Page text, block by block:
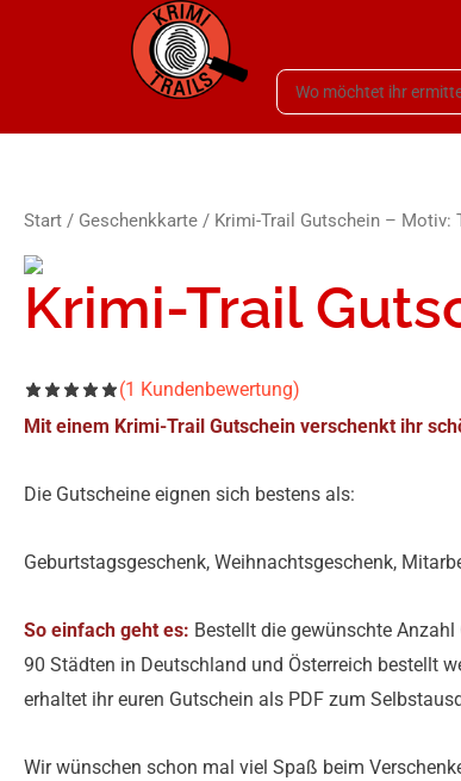
Start / Geschenkkarte / Krimi-Trail Gutschein – Motiv:
Krimi-Trail
(1 Kundenbewertung)
Mit einem Krimi-Trail Gutschein verschenkt ihr
Die Gutscheine eignen sich bestens als:
Geburtstagsgeschenk, Weihnachtsgeschenk,
So einfach geht es: Bestellt die gewünschte
90 Städten in Deutschland und Österreich bestellt
erhaltet ihr euren Gutschein als PDF zum
Wir wünschen schon mal viel Spaß beim